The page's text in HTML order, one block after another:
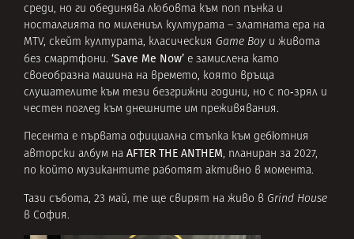
среди, но ги обединява любовта към поп пънка и
носталгията по милениъл културата – златната ера на
MTV, скейт културата, класическия Game Boy и живота
без смартфони. ‘Save Me Now’ е замислена като
своеобразна машина на времето, която връща
слушателите към тези безгрижни години, но с по‑зрял и
честен поглед към днешните им преживявания.
Песента е първата официална стъпка към дебютния
авторски албум на AFTER THE ANTHEM, планиран за 2027,
по който музикантите работят активно в момента.
Тази събота, 23 май, те ще свирят на живо в Grind House
в София.